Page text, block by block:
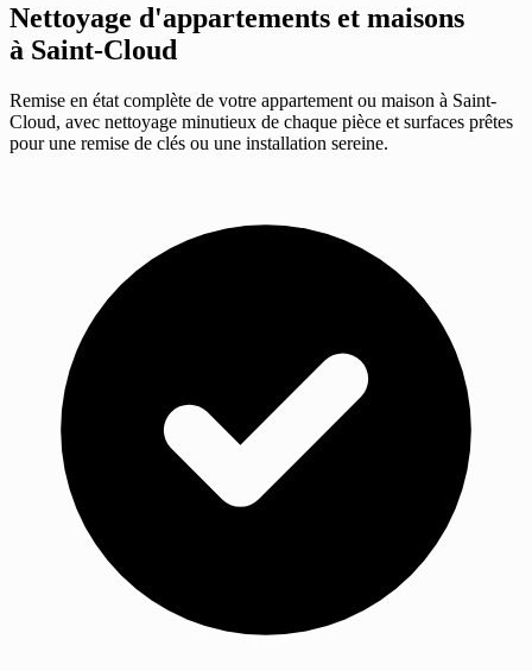
Nettoyage d'appartements et maisons
à Saint-Cloud
Remise en état complète de votre appartement ou maison à Saint-
Cloud, avec nettoyage minutieux de chaque pièce et surfaces prêtes
pour une remise de clés ou une installation sereine.